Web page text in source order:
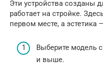
Эти устройства созданы
работает на стройке.
первом месте, а эстетика
Выберите модель
и выше.